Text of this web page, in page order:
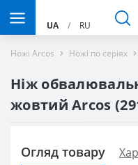
UA / RU
Ножі Arcos Ножі по серіях
Ніж
жовтий Arcos
Огляд товару